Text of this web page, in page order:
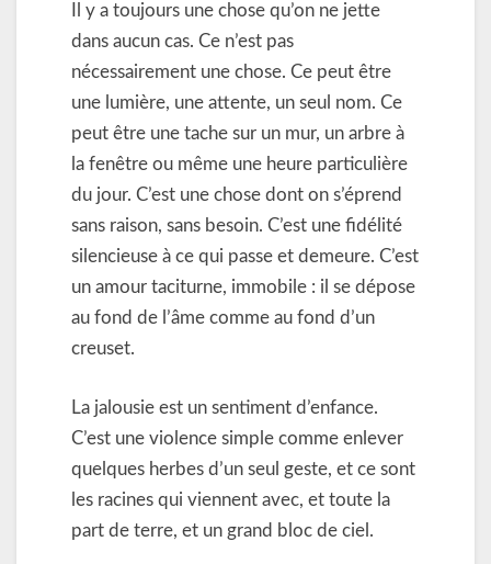
Il y a toujours une chose qu’on ne jette
dans aucun cas. Ce n’est pas
nécessairement une chose. Ce peut être
une lumière, une attente, un seul nom. Ce
peut être une tache sur un mur, un arbre à
la fenêtre ou même une heure particulière
du jour. C’est une chose dont on s’éprend
sans raison, sans besoin. C’est une fidélité
silencieuse à ce qui passe et demeure. C’est
un amour taciturne, immobile : il se dépose
au fond de l’âme comme au fond d’un
creuset.
La jalousie est un sentiment d’enfance.
C’est une violence simple comme enlever
quelques herbes d’un seul geste, et ce sont
les racines qui viennent avec, et toute la
part de terre, et un grand bloc de ciel.